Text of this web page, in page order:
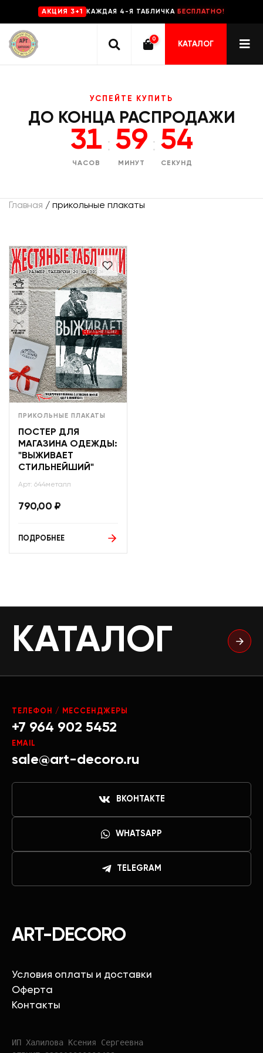
AKЦИЯ 3+1 КАЖДАЯ 4-Я ТАБЛИЧКА БЕСПЛАТНО!
0
КАТАЛОГ
УСПЕЙТЕ КУПИТЬ
ДО КОНЦА РАСПРОДАЖИ
31
ЧАСОВ
: 59
МИНУТ
: 54
СЕКУНД
Главная / прикольные плакаты
ПРИКОЛЬНЫЕ ПЛАКАТЫ
ПОСТЕР ДЛЯ
МАГАЗИНА ОДЕЖДЫ:
"ВЫЖИВАЕТ
СТИЛЬНЕЙШИЙ"
Арт: 644металл
790,00 ₽
ПОДРОБНЕЕ
КАТАЛОГ
ART-DECORO
Условия оплаты и доставки
Оферта
Контакты
ИП Халилова Ксения Сергеевна
ТЕЛЕФОН / МЕССЕНДЖЕРЫ
+7 964 902 5452
EMAIL
sale@art-decoro.ru
ВКОНТАКТЕ
WHATSAPP
TELEGRAM